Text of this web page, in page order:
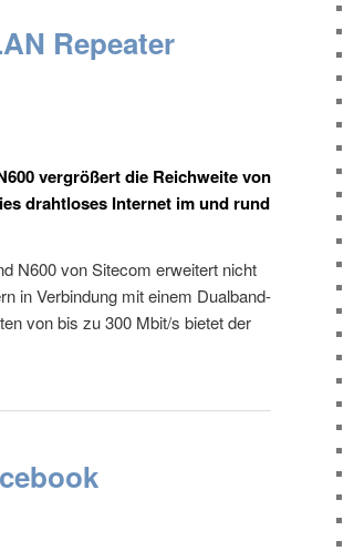
Repeater
vergrößert die Reichweite von
drahtloses Internet im und rund
N600 von Sitecom erweitert nicht
in Verbindung mit einem Dualband-
von bis zu 300 Mbit/s bietet der